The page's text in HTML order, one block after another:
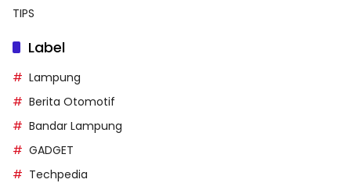
TIPS
Label
Lampung
Berita Otomotif
Bandar Lampung
GADGET
Techpedia